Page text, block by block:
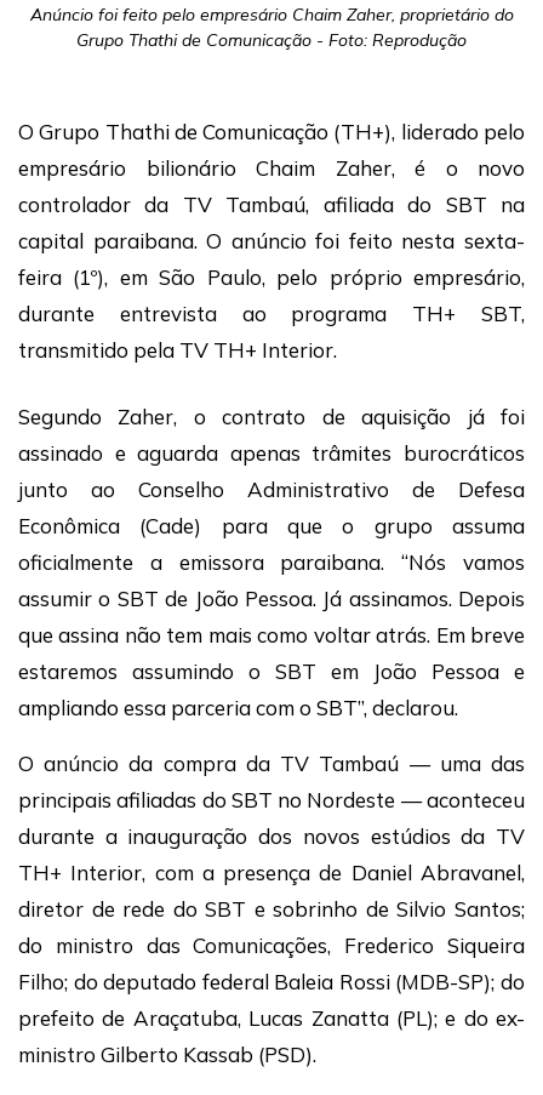
Anúncio foi feito pelo empresário Chaim Zaher, proprietário do
Grupo Thathi de Comunicação - Foto: Reprodução
O Grupo Thathi de Comunicação (TH+), liderado pelo
empresário bilionário Chaim Zaher, é o novo
controlador da TV Tambaú, afiliada do SBT na
capital paraibana. O anúncio foi feito nesta sexta-
feira (1º), em São Paulo, pelo próprio empresário,
durante entrevista ao programa TH+ SBT,
transmitido pela TV TH+ Interior.
Segundo Zaher, o contrato de aquisição já foi
assinado e aguarda apenas trâmites burocráticos
junto ao Conselho Administrativo de Defesa
Econômica (Cade) para que o grupo assuma
oficialmente a emissora paraibana. “Nós vamos
assumir o SBT de João Pessoa. Já assinamos. Depois
que assina não tem mais como voltar atrás. Em breve
estaremos assumindo o SBT em João Pessoa e
ampliando essa parceria com o SBT”, declarou.
O anúncio da compra da TV Tambaú — uma das
principais afiliadas do SBT no Nordeste — aconteceu
durante a inauguração dos novos estúdios da TV
TH+ Interior, com a presença de Daniel Abravanel,
diretor de rede do SBT e sobrinho de Silvio Santos;
do ministro das Comunicações, Frederico Siqueira
Filho; do deputado federal Baleia Rossi (MDB-SP); do
prefeito de Araçatuba, Lucas Zanatta (PL); e do ex-
ministro Gilberto Kassab (PSD).